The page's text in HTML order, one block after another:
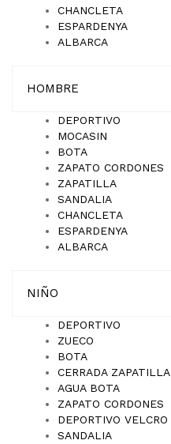
CHANCLETA
ESPARDENYA
ALBARCA
HOMBRE
DEPORTIVO
MOCASIN
BOTA
ZAPATO CORDONES
ZAPATILLA
SANDALIA
CHANCLETA
ESPARDENYA
ALBARCA
NIÑO
DEPORTIVO
ZUECO
BOTA
CERRADA ZAPATILLA
AGUA BOTA
ZAPATO CORDONES
DEPORTIVO VELCRO
SANDALIA